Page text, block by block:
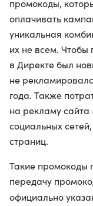
промокоды,
оплачивать
уникальная
их не всем. Чтобы
в Директе был
не
года. Также
на рекламу
социальных
страниц.
Такие промокоды
передачу
официально